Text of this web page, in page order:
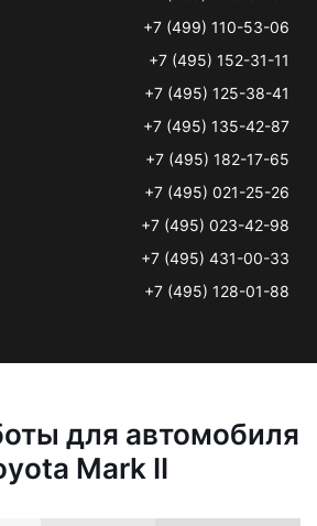
+7 (499) 110-53-06
+7 (495) 152-31-11
+7 (495) 125-38-41
+7 (495) 135-42-87
+7 (495) 182-17-65
+7 (495) 021-25-26
+7 (495) 023-42-98
+7 (495) 431-00-33
+7 (495) 128-01-88
для автомобиля
Mark II